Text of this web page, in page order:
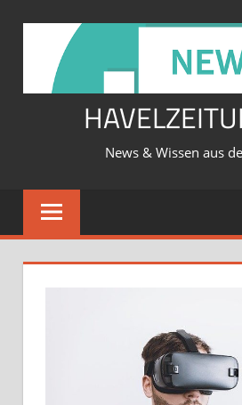
springen
News & Wissen aus